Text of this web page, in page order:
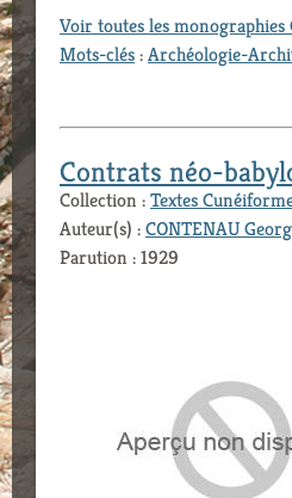
Voir toutes les monographies
Mots-clés:Archéologie-
Contrats néo-
Collection :Textes
Auteur(s) :CONTENAU
Parution : 1929